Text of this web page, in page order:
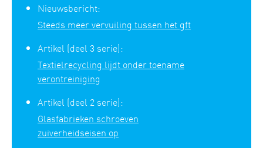
Nieuwsbericht:
Steeds meer vervuiling tussen het gft
Artikel (deel 3 serie):
Textielrecycling lijdt onder toename
verontreiniging
Artikel (deel 2 serie):
Glasfabrieken schroeven
zuiverheidseisen op